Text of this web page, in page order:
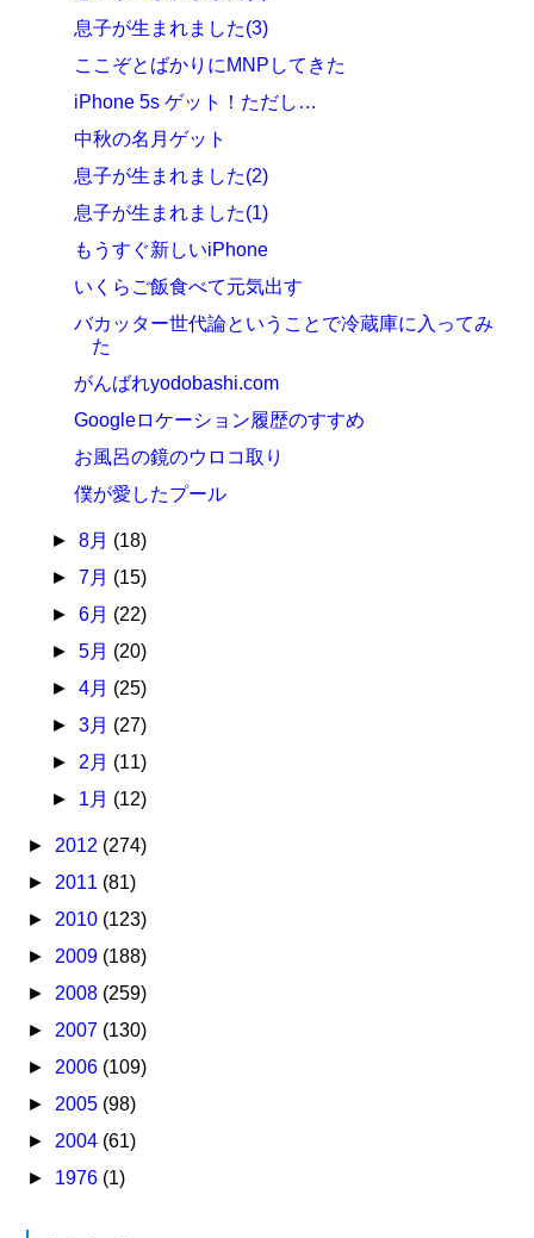
息子が生まれました(3)
ここぞとばかりにMNPしてきた
iPhone 5s ゲット！ただし…
中秋の名月ゲット
息子が生まれました(2)
息子が生まれました(1)
もうすぐ新しいiPhone
いくらご飯食べて元気出す
バカッター世代論ということで冷蔵庫に入ってみ
た
がんばれyodobashi.com
Googleロケーション履歴のすすめ
お風呂の鏡のウロコ取り
僕が愛したプール
► 8月 (18)
► 7月 (15)
► 6月 (22)
► 5月 (20)
► 4月 (25)
► 3月 (27)
► 2月 (11)
► 1月 (12)
► 2012 (274)
► 2011 (81)
► 2010 (123)
► 2009 (188)
► 2008 (259)
► 2007 (130)
► 2006 (109)
► 2005 (98)
► 2004 (61)
► 1976 (1)